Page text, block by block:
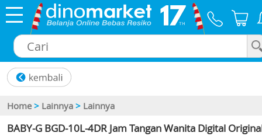
Home > Lainnya > Lainnya
BABY-G BGD-10L-4DR Jam Tangan Wanita Digital